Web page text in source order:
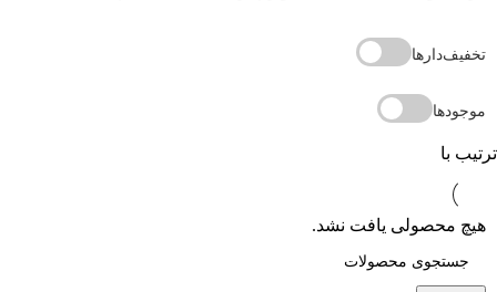
تخفیف‌دارها
موجودها
ترتیب با
هیچ محصولی یافت نشد.